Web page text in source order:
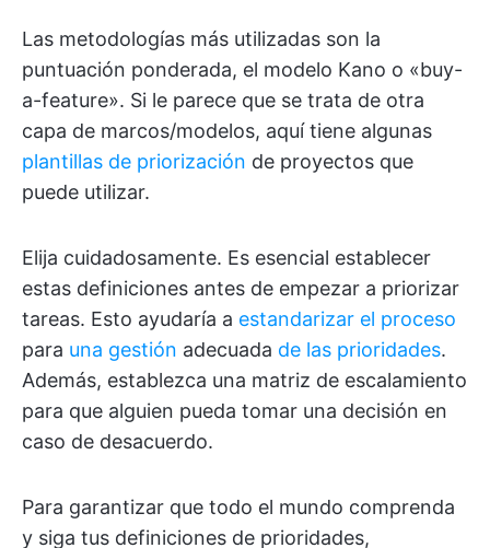
Las metodologías más utilizadas son la
puntuación ponderada, el modelo Kano o «buy-
a-feature». Si le parece que se trata de otra
capa de marcos/modelos, aquí tiene algunas
plantillas de priorización de proyectos que
puede utilizar.
Elija cuidadosamente. Es esencial establecer
estas definiciones antes de empezar a priorizar
tareas. Esto ayudaría a estandarizar el proceso
para una gestión adecuada de las prioridades.
Además, establezca una matriz de escalamiento
para que alguien pueda tomar una decisión en
caso de desacuerdo.
Para garantizar que todo el mundo comprenda
y siga tus definiciones de prioridades,